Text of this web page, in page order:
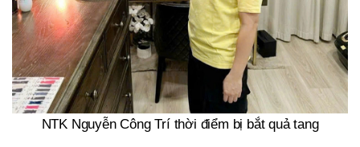
NTK Nguyễn Công Trí thời điểm bị bắt quả tang